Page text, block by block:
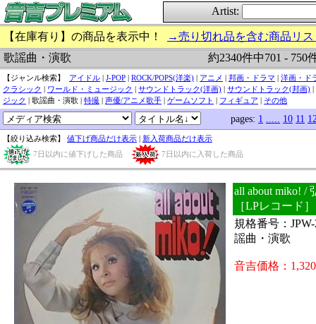
Artist:
【在庫有り】の商品を表示中！
→売り切れ品を含む商品リ
歌謡曲・演歌
約2340件中701 - 750
【ジャンル検索】 アイドル | J-POP | ROCK/POPS(洋楽) | アニメ | 邦画・ドラマ | 洋画・ド
クラシック | ワールド・ミュージック | サウンドトラック(洋画) | サウンドトラック(邦画) |
ジック | 歌謡曲・演歌 | 特撮 | 声優/アニメ歌手 | ゲームソフト | フィギュア | その他
pages: 1 ..... 10 11
【絞り込み検索】 値下げ商品だけ表示 | 新入荷商品だけ表示
7日以内に値下げした商品
7日以内に入荷した商品
all about miko! /
［LPレコード］
規格番号：
謡曲・演歌
音吉価格：